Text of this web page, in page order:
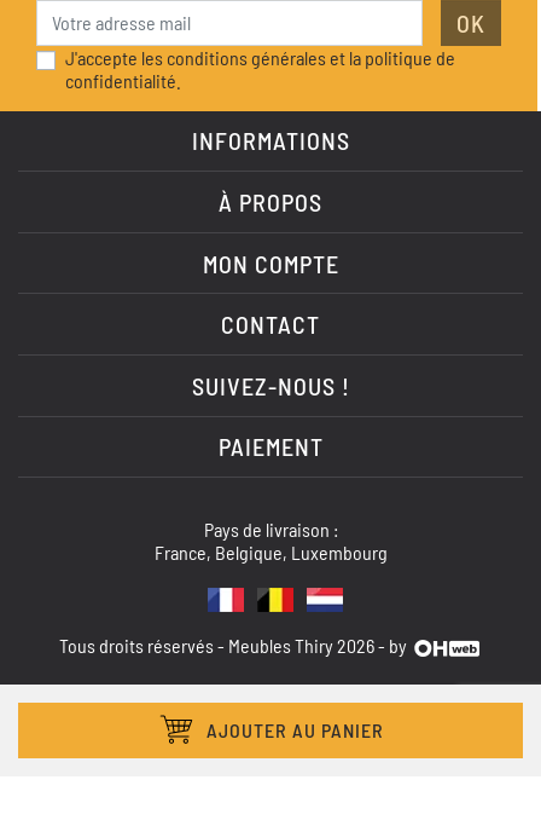
AJOUTER AU PANIER
OK
J'accepte les conditions générales et la politique de
confidentialité.
INFORMATIONS
À PROPOS
MON COMPTE
CONTACT
SUIVEZ-NOUS !
PAIEMENT
Pays de livraison :
France, Belgique, Luxembourg
Tous droits réservés - Meubles Thiry 2026 - by